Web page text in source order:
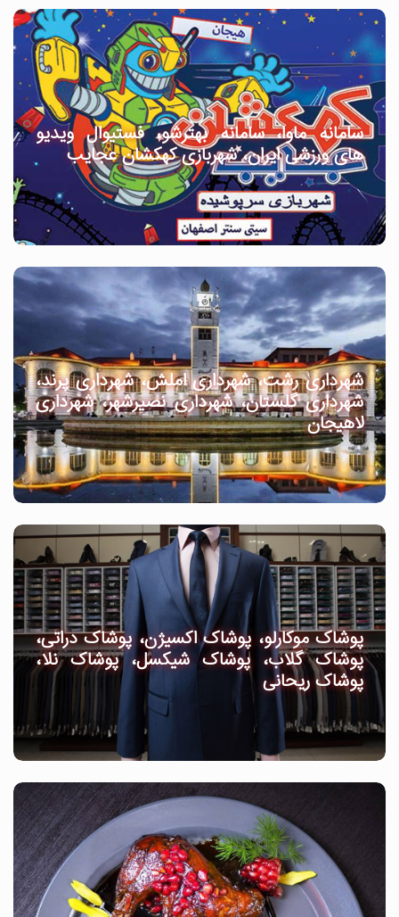
سامانه ماوا، سامانه بهترشو، فستیوال ویدیو
های ورزشی ایران، شهربازی کهکشان عجایب
شهرداری رشت، شهرداری املش، شهرداری پرند،
شهرداری گلستان، شهرداری نصیرشهر، شهرداری
لاهیجان
پوشاک موکارلو، پوشاک اکسیژن، پوشاک دراتی،
پوشاک گلاب، پوشاک شیکسل، پوشاک نلا،
پوشاک ریحانی